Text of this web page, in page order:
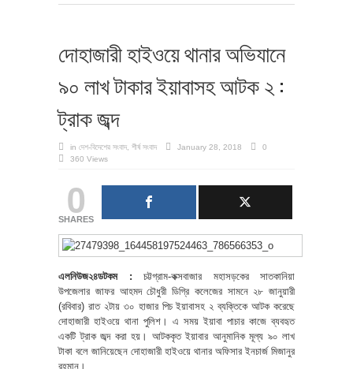
দোহাজারী হাইওয়ে থানার অভিযানে
৯০ লাখ টাকার ইয়াবাসহ আটক ২ :
ট্রাক জব্দ
in দেশ-বিদেশের সংবাদ শীর্ষ সংবাদ January 28, 2018
0
360 Views
0
SHARES
এলনিউজ২৪ডটকম : চট্টগ্রাম-কক্সবাজার মহাসড়কের সাতকানিয়া
উপজেলার জাফর আহমদ চৌধুরী ডিগ্রি কলেজের সামনে ২৮ জানুয়ারী
(রবিবার) রাত ২টায় ৩০ হাজার পিচ ইয়াবাসহ ২ ব্যক্তিকে আটক করেছে
দোহাজারী হাইওয়ে থানা পুলিশ। এ সময় ইয়াবা পাচার কাজে ব্যবহৃত
একটি ট্রাক জব্দ করা হয়। আটককৃত ইয়াবার আনুমানিক মূল্য ৯০ লাখ
টাকা বলে জানিয়েছেন দোহাজারী হাইওয়ে থানার অফিসার ইনচার্জ মিজানুর
রহমান।